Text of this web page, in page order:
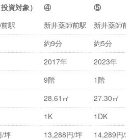
資対象） ④
⑤
駅 新井薬師前駅
新井薬師前
約9分
約5分
2017年
2023年
9階
1階
28.61㎡
27.30㎡
1K
1DK
/坪 13,288円/坪 14,289円/坪